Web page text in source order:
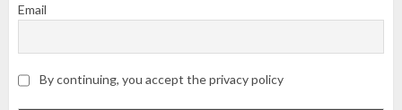
Email
By continuing, you accept the privacy policy